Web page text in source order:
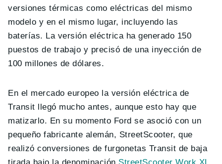
versiones térmicas como eléctricas del mismo
modelo y en el mismo lugar, incluyendo las
baterías. La versión eléctrica ha generado 150
puestos de trabajo y precisó de una inyección de
100 millones de dólares.
En el mercado europeo la versión eléctrica de
Transit llegó mucho antes, aunque esto hay que
matizarlo. En su momento Ford se asoció con un
pequeño fabricante alemán, StreetScooter, que
realizó conversiones de furgonetas Transit de baja